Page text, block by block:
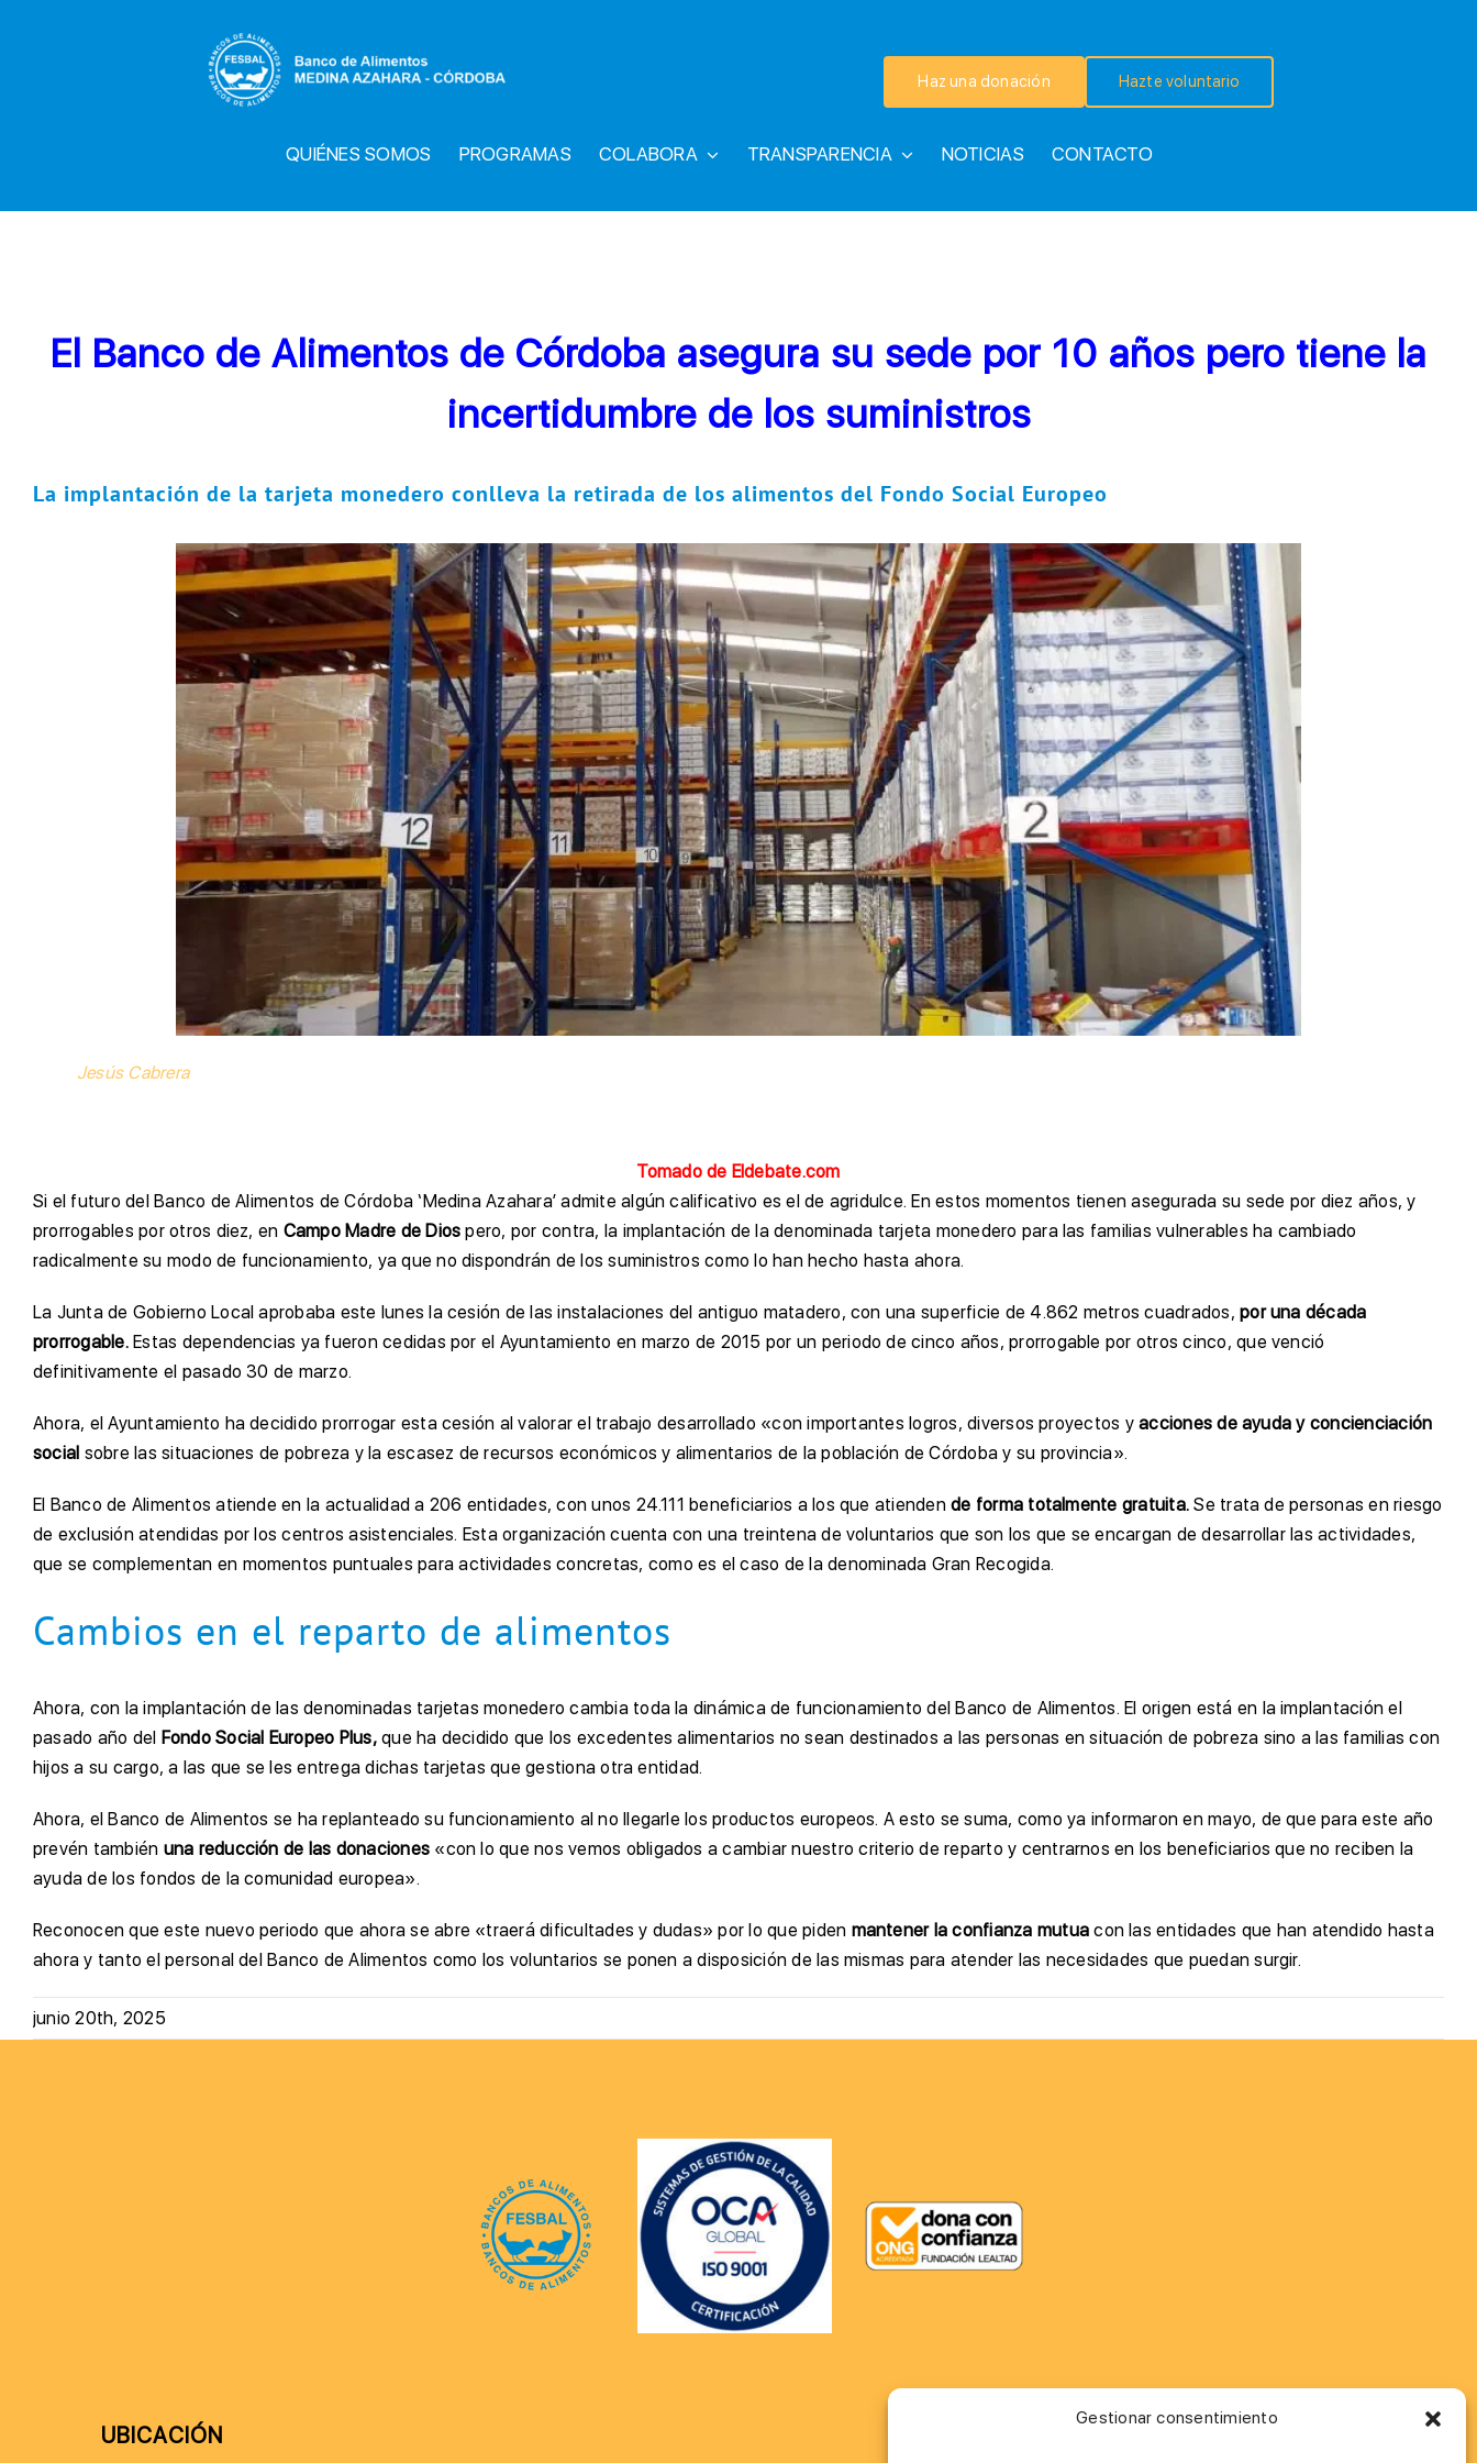
Gestionar consentimiento
Haz una donación Hazte voluntario
QUIÉNES SOMOS PROGRAMAS COLABORA TRANSPARENCIA NOTICIAS CONTACTO
El Banco de Alimentos de Córdoba asegura su sede por 10 años pero tiene la
incertidumbre de los suministros
La implantación de la tarjeta monedero conlleva la retirada de los alimentos del Fondo Social Europeo
Jesús Cabrera
Tomado de Eldebate.com
Si el futuro del Banco de Alimentos de Córdoba ‘Medina Azahara’ admite algún calificativo es el de agridulce. En estos momentos tienen asegurada su sede por diez años, y
prorrogables por otros diez, en Campo Madre de Dios pero, por contra, la implantación de la denominada tarjeta monedero para las familias vulnerables ha cambiado
radicalmente su modo de funcionamiento, ya que no dispondrán de los suministros como lo han hecho hasta ahora.
La Junta de Gobierno Local aprobaba este lunes la cesión de las instalaciones del antiguo matadero, con una superficie de 4.862 metros cuadrados, por una década
prorrogable.Estas dependencias ya fueron cedidas por el Ayuntamiento en marzo de 2015 por un periodo de cinco años, prorrogable por otros cinco, que venció
definitivamente el pasado 30 de marzo.
Ahora, el Ayuntamiento ha decidido prorrogar esta cesión al valorar el trabajo desarrollado «con importantes logros, diversos proyectos yacciones de ayuda y concienciación
social sobre las situaciones de pobreza y la escasez de recursos económicos y alimentarios de la población de Córdoba y su provincia».
El Banco de Alimentos atiende en la actualidad a 206 entidades, con unos 24.111 beneficiarios a los que atiendende forma totalmente gratuita. Se trata de personas en riesgo
de exclusión atendidas por los centros asistenciales. Esta organización cuenta con una treintena de voluntarios que son los que se encargan de desarrollar las actividades,
que se complementan en momentos puntuales para actividades concretas, como es el caso de la denominada Gran Recogida.
Cambios en el reparto de alimentos
Ahora, con la implantación de las denominadas tarjetas monedero cambia toda la dinámica de funcionamiento del Banco de Alimentos. El origen está en la implantación el
pasado año del Fondo Social Europeo Plus,que ha decidido que los excedentes alimentarios no sean destinados a las personas en situación de pobreza sino a las familias con
hijos a su cargo, a las que se les entrega dichas tarjetas que gestiona otra entidad.
Ahora, el Banco de Alimentos se ha replanteado su funcionamiento al no llegarle los productos europeos. A esto se suma, como ya informaron en mayo, de que para este año
prevén también una reducción de las donaciones «con lo que nos vemos obligados a cambiar nuestro criterio de reparto y centrarnos en los beneficiarios que no reciben la
ayuda de los fondos de la comunidad europea».
Reconocen que este nuevo periodo que ahora se abre «traerá dificultades y dudas» por lo que piden mantener la confianza mutuacon las entidades que han atendido hasta
ahora y tanto el personal del Banco de Alimentos como los voluntarios se ponen a disposición de las mismas para atender las necesidades que puedan surgir.
junio 20th, 2025
UBICACIÓN